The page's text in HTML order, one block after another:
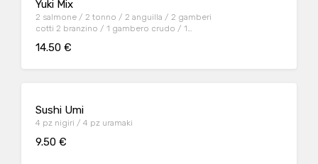
Yuki Mix
2 salmone / 2 tonno / 2 anguilla / 2 gamberi
cotti 2 branzino / 1 gambero crudo / 1
14.50 €
Sushi Umi
4 pz nigiri / 4 pz uramaki
9.50 €